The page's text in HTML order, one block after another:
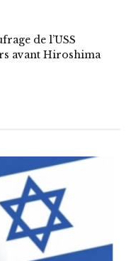
de l’USS
avant Hiroshima